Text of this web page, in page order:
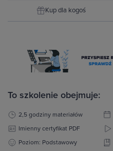
Kup dla kogoś
To szkolenie obejmuje:
2,5 godziny materiałów
Imienny certyfikat PDF
Poziom: Podstawowy